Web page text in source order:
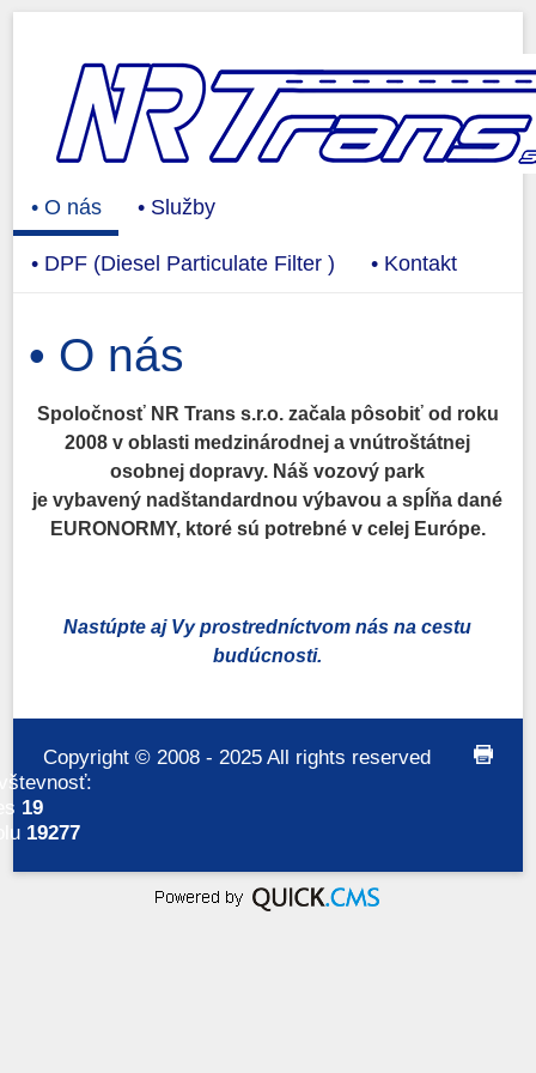
• O nás • Služby
• DPF (Diesel Particulate Filter ) • Kontakt
• O nás
Spoločnosť NR Trans s.r.o. začala pôsobiť od roku
2008 v oblasti medzinárodnej a vnútroštátnej
osobnej dopravy. Náš vozový park
je vybavený nadštandardnou výbavou a spĺňa dané
EURONORMY, ktoré sú potrebné v celej Európe.
Nastúpte aj Vy prostredníctvom nás na cestu
budúcnosti.
Copyright © 2008 - 2025 All rights reserved print
19
19277